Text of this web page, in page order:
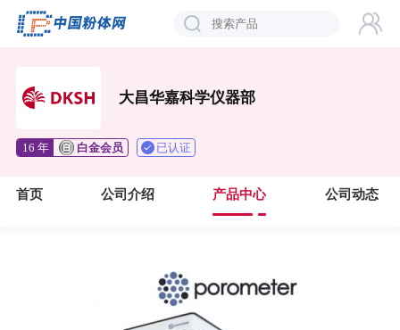
大昌华嘉科学仪器部
16 年 白金会员 已认证
首页 公司介绍 产品中心 公司动态